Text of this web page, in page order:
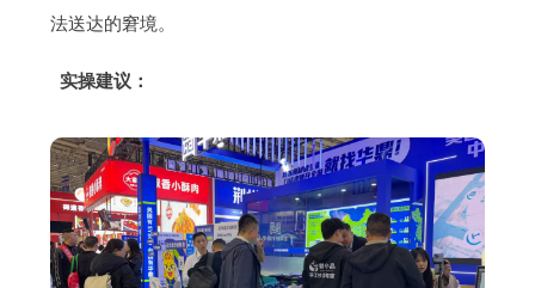
法送达的窘境。
实操建议：